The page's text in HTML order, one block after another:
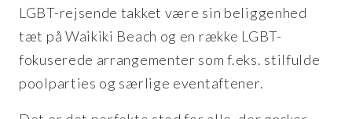
LGBT-rejsende takket være sin beliggenhed
tæt på Waikiki Beach og en række LGBT-
fokuserede arrangementer som f.eks. stilfulde
poolparties og særlige eventaftener.